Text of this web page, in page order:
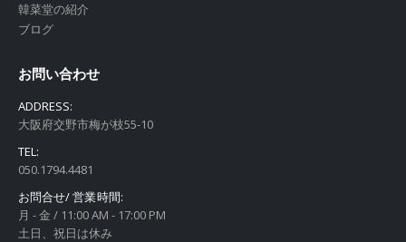
韓菜堂の紹介
ブログ
お問い合わせ
ADDRESS:
大阪府交野市梅が枝55-10
TEL:
050.1794.4481
お問合せ/ 営業時間:
月 - 金 / 11:00 AM - 17:00 PM
土日、祝日は休み